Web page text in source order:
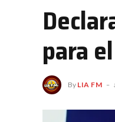
para
By LIA FM